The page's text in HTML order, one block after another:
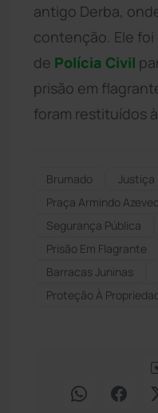
antigo Derba,
contenção. Ele
de Polícia Civil
prisão em
foram restituídos
Brumado Justiça
Praça Armindo
Segurança Pública
Prisão Em Flagrante
Barracas Juninas
Proteção À